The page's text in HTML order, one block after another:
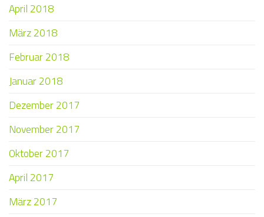
April 2018
März 2018
Februar 2018
Januar 2018
Dezember 2017
November 2017
Oktober 2017
April 2017
März 2017